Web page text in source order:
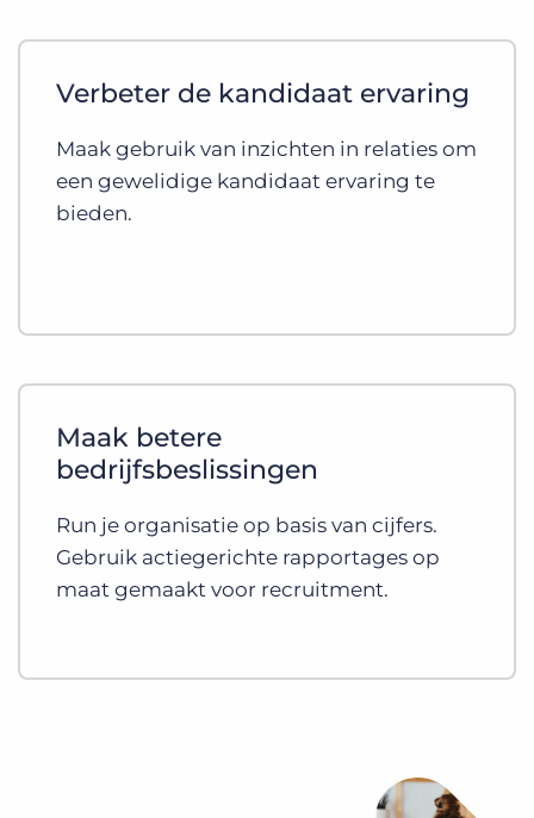
Verbeter de kandidaat ervaring
Maak gebruik van inzichten in relaties om
een gewelidige kandidaat ervaring te
bieden.
Maak betere
bedrijfsbeslissingen
Run je organisatie op basis van cijfers.
Gebruik actiegerichte rapportages op
maat gemaakt voor recruitment.